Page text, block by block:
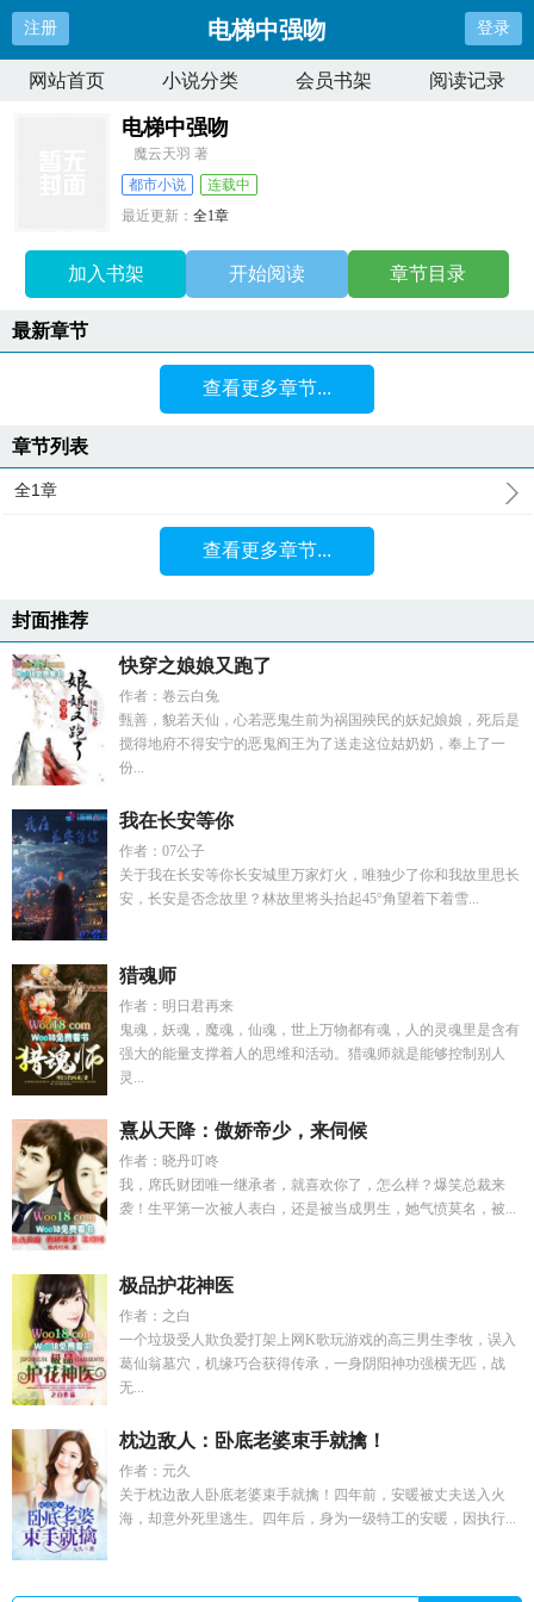
注册 电梯中强吻 登录
网站首页 小说分类 会员书架 阅读记录
电梯中强吻
魔云天羽 著
都市小说
连载中
最近更新：全1章
加入书架 开始阅读 章节目录
最新章节
查看更多章节...
章节列表
全1章
查看更多章节...
封面推荐
快穿之娘娘又跑了
作者：卷云白兔
甄善，貌若天仙，心若恶鬼生前为祸国殃民的妖妃娘娘，死后是
搅得地府不得安宁的恶鬼阎王为了送走这位姑奶奶，奉上了一
份...
我在长安等你
作者：07公子
关于我在长安等你长安城里万家灯火，唯独少了你和我故里思长
安，长安是否念故里？林故里将头抬起45°角望着下着雪...
猎魂师
作者：明日君再来
鬼魂，妖魂，魔魂，仙魂，世上万物都有魂，人的灵魂里是含有
强大的能量支撑着人的思维和活动。猎魂师就是能够控制别人
灵...
熹从天降：傲娇帝少，来伺候
作者：晓丹叮咚
我，席氏财团唯一继承者，就喜欢你了，怎么样？爆笑总裁来
袭！生平第一次被人表白，还是被当成男生，她气愤莫名，被...
极品护花神医
作者：之白
一个垃圾受人欺负爱打架上网K歌玩游戏的高三男生李牧，误入
葛仙翁墓穴，机缘巧合获得传承，一身阴阳神功强横无匹，战
无...
枕边敌人：卧底老婆束手就擒！
作者：元久
关于枕边敌人卧底老婆束手就擒！四年前，安暖被丈夫送入火
海，却意外死里逃生。四年后，身为一级特工的安暖，因执行...